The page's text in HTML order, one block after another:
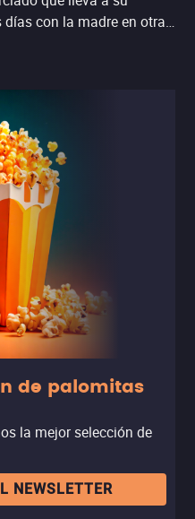
con la madre en otra
contaminado da inicio
a las personas en
escenas de acción
de palomitas
la mejor selección de
NEWSLETTER